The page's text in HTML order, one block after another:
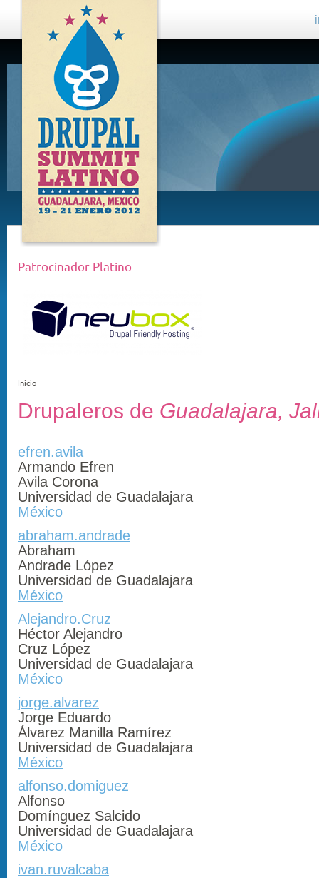
DRUPAL
SUMMIT
LATINO,
GUADALAJARA
2012
Patrocinador Platino
Inicio
Drupaleros de Guadalajara,
efren.avila
Armando Efren
Avila Corona
Universidad de Guadalajara
México
abraham.andrade
Abraham
Andrade López
Universidad de Guadalajara
México
Alejandro.Cruz
Héctor Alejandro
Cruz López
Universidad de Guadalajara
México
jorge.alvarez
Jorge Eduardo
Álvarez Manilla Ramírez
Universidad de Guadalajara
México
alfonso.domiguez
Alfonso
Domínguez Salcido
Universidad de Guadalajara
México
ivan.ruvalcaba